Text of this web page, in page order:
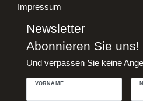
Impressum
Newsletter
Abonnieren Sie uns!
Und verpassen Sie keine
VORNAME